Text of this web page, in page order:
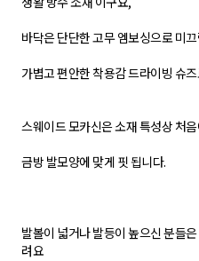
바닥은 단단한 고무 엠보싱으로 미
가볍고 편안한 착용감 드라이빙 슈
스웨이드 모카신은 소재 특성상 처
금방 발모양에 맞게 핏 됩니다.
발볼이 넓거나 발등이 높으신 분들
려요